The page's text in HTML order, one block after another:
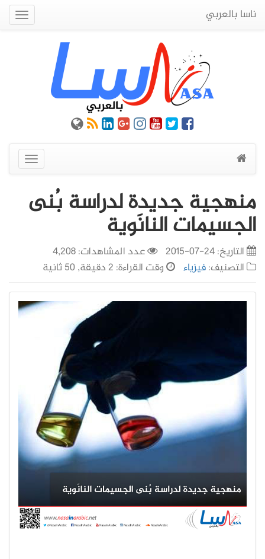
ناسا بالعربي
عرض
القائمة
منهجية جديدة لدراسة بُنى
الجسيمات النانَوية
التاريخ:24-07-2015
عدد المشاهدات: 4,208
التصنيف:فيزياء وقت القراءة: 2 دقيقة, 50 ثانية